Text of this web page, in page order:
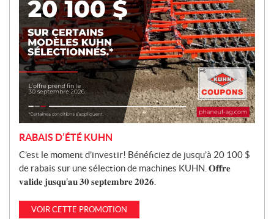
RABAIS D’ÉTÉ KUHN
C’est le moment d’investir! Bénéficiez de jusqu’à 20 100 $
de rabais sur une sélection de machines KUHN. 𝐎𝐟𝐟𝐫𝐞
𝐯𝐚𝐥𝐢𝐝𝐞 𝐣𝐮𝐬𝐪𝐮’𝐚𝐮 𝟑𝟎 𝐬𝐞𝐩𝐭𝐞𝐦𝐛𝐫𝐞 𝟐𝟎𝟐𝟔.
VOIR CETTE PROMOTION